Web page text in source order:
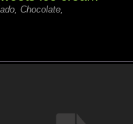
Chocolate,